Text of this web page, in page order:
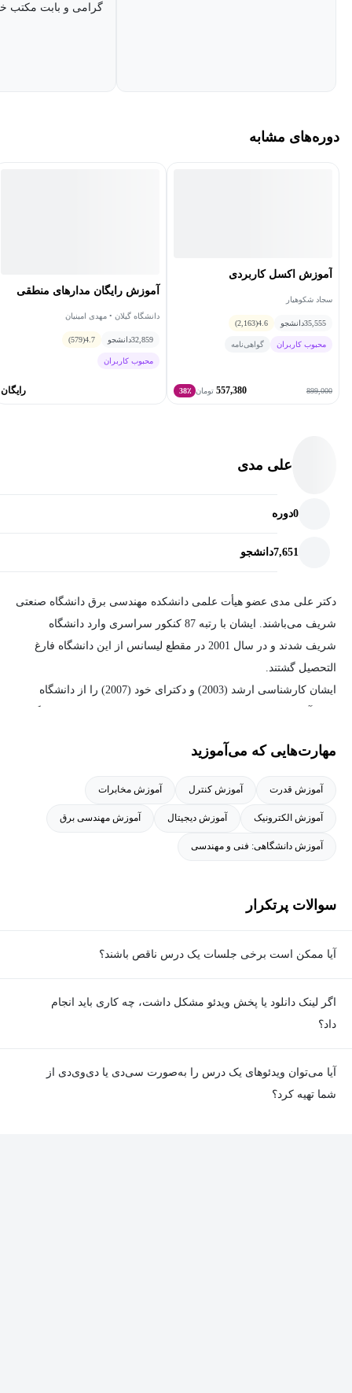
گرامی و بابت مکتب
دوره‌های مشابه
آموزش اکسل کاربردی
سجاد شکوهیار
35,555دانشجو 4.6
(2,163)
محبوب کاربران گواهی‌نامه
899,000
557,380 تومان 38٪
آموزش رایگان مدارهای منطقی
دانشگاه گیلان • مهدی امینیان
32,859دانشجو 4.7
(579)
محبوب کاربران
رایگان
علی مدی
0دوره
7,651دانشجو
دکتر علی مدی عضو هیأت علمی دانشکده مهندسی برق دانشگاه صنعتی
شریف می‌باشند. ایشان با رتبه 87 کنکور سراسری وارد دانشگاه
شریف شدند و در سال 2001 در مقطع لیسانس از این دانشگاه فارغ
التحصیل گشتند.
ایشان کارشناسی ارشد (2003) و دکترای خود (2007) را از دانشگاه
مهارت‌هایی که می‌آموزید
آموزش قدرت آموزش کنترل آموزش مخابرات
آموزش الکترونیک آموزش دیجیتال آموزش مهندسی برق
آموزش دانشگاهی: فنی و مهندسی
سوالات پرتکرار
آیا ممکن است برخی جلسات یک درس ناقص باشند؟
اگر لینک دانلود یا پخش ویدئو مشکل داشت، چه کاری باید انجام
داد؟
آیا می‌توان ویدئوهای یک درس را به‌صورت سی‌دی یا دی‌وی‌دی از
شما تهیه کرد؟